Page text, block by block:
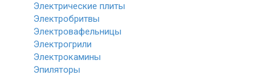
Электрические плиты
Электробритвы
Электровафельницы
Электрогрили
Электрокамины
Эпиляторы